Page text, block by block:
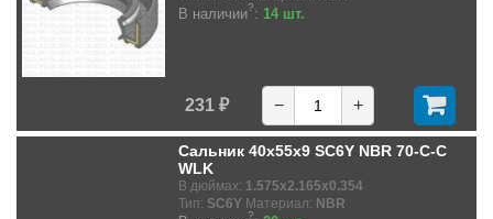
В наличии?: 14 шт.
231 ₽ − +
Сальник 40x55x9 SC6Y NBR 70-C-C
WLK
В дюймах: 1.575x2.165x0.354
Тип: SC6Y Материал: NBR
?